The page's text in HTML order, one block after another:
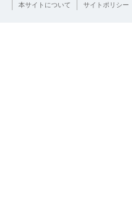
本サイトについて サイトポリシー